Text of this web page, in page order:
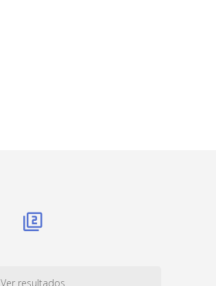
Ver resultados